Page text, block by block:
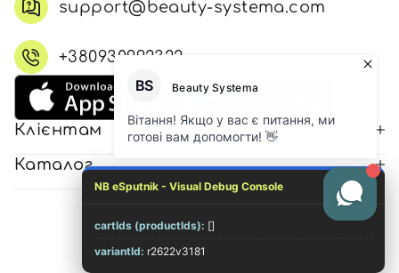
support@beauty-systema.com
+380930992322
Клієнтам
Каталог
© 2026 Всі права захищені
NB eSputnik - Visual Debug Console
cartIds (productIds): []
variantId: r2622v3181